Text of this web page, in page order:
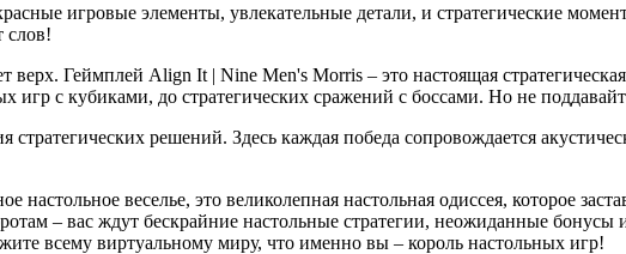
игровые элементы, увлекательные детали, и стратегические
слов!
верх. Геймплей Align It | Nine Men's Morris – это настоящая
игр с кубиками, до стратегических сражений с боссами. Но не
стратегических решений. Здесь каждая победа сопровождается
настольное веселье, это великолепная настольная одиссея, которое
– вас ждут бескрайние настольные стратегии, неожиданные
всему виртуальному миру, что именно вы – король настольных игр!